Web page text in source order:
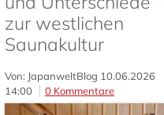
zur westlichen
Saunakultur
Von: JapanweltBlog 10.06.2026
14:00
0 Kommentare